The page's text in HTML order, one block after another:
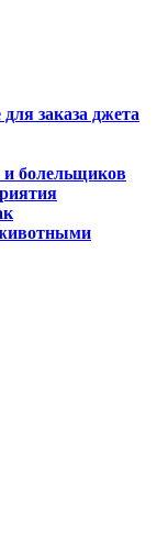
заказа джета
и болельщиков